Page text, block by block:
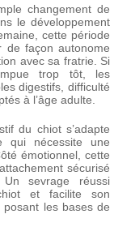
changement de
le développement
cette période
de façon autonome
avec sa fratrie. Si
trop tôt, les
digestifs, difficulté
à l’âge adulte.
du chiot s’adapte
qui nécessite une
émotionnel, cette
sécurisé
sevrage réussi
et facilite son
les bases de